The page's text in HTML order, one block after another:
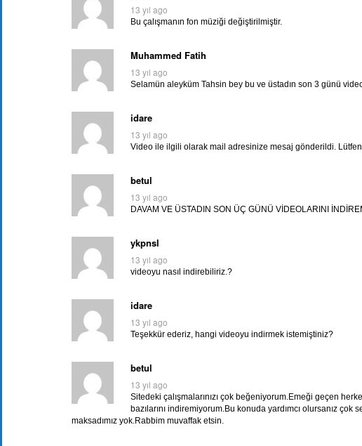
13 yıl ago
Bu çalışmanın fon müziği değiştirilmiştir.
Muhammed Fatih
13 yıl ago
Selamün aleyküm Tahsin bey bu ve üstadın son 3 günü
idare
13 yıl ago
Video ile ilgili olarak mail adresinize mesaj gönderildi.
betul
13 yıl ago
DAVAM VE ÜSTADIN SON ÜÇ GÜNÜ VİDEOLARINI
ykpnsl
13 yıl ago
videoyu nasıl indirebiliriz.?
idare
13 yıl ago
Teşekkür ederiz, hangi videoyu indirmek istemiştiniz?
betul
13 yıl ago
Sitedeki çalışmalarınızı çok beğeniyorum.Emeği geçen
bazılarını indiremiyorum.Bu konuda yardımcı olursanız
maksadımız yok.Rabbim muvaffak etsin.